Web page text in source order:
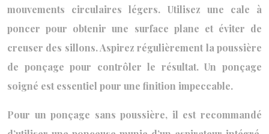
mouvements circulaires légers. Utilisez une cale à
poncer pour obtenir une surface plane et éviter de
creuser des sillons. Aspirez régulièrement la poussière
de ponçage pour contrôler le résultat. Un ponçage
soigné est essentiel pour une finition impeccable.
Pour un ponçage sans poussière, il est recommandé